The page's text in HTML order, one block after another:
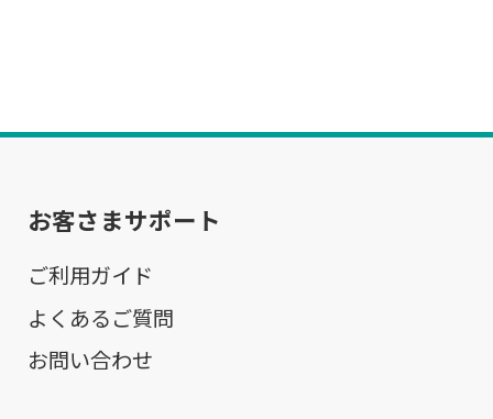
お客さまサポート
ご利用ガイド
よくあるご質問
お問い合わせ